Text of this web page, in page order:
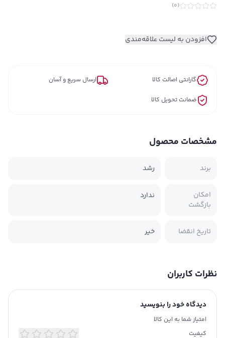
(
0
)
افزودن به لیست علاقه‌مندی
گارانتی اصالت کالا ارسال سریع و آسان
ضمانت تحویل کالا
مشخصات محصول
برند رشد
امکان
بازگشت
ندارد
تاریخ انقضا خیر
نظرات کاربران
دیدگاه خود را بنویسید
امتیاز شما به این کالا
کیفیت